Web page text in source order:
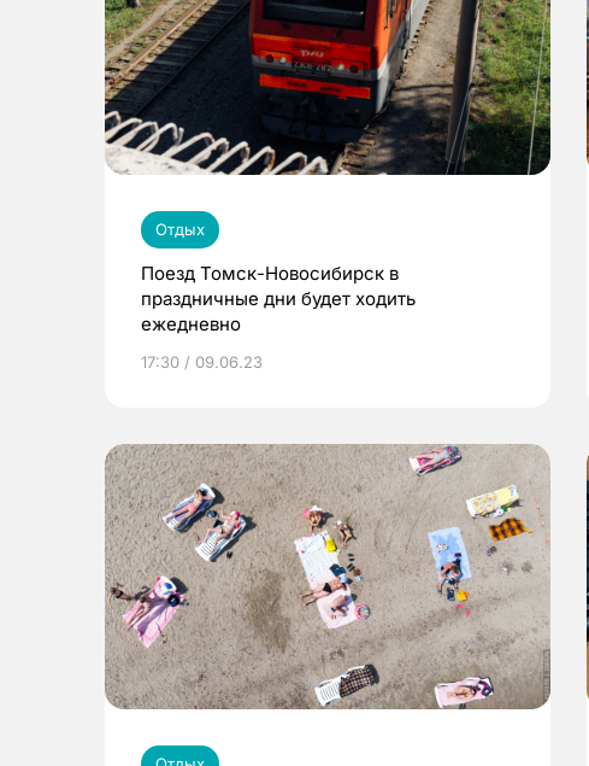
Отдых
Поезд Томск-Новосибирск в
праздничные дни будет ходить
ежедневно
17:30 / 09.06.23